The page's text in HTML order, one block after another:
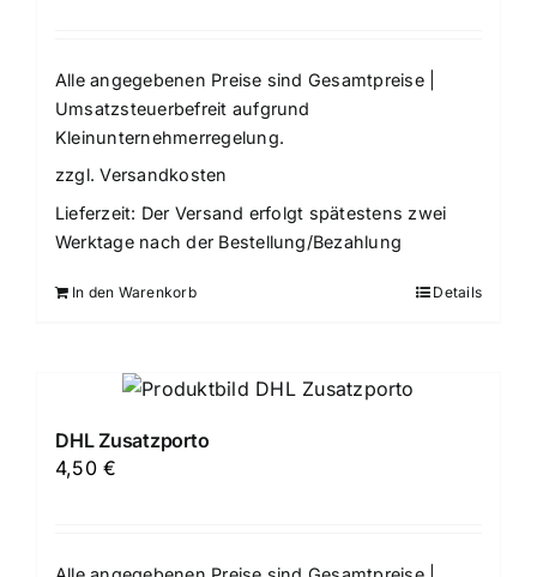
Alle angegebenen Preise sind Gesamtpreise |
Umsatzsteuerbefreit aufgrund
Kleinunternehmerregelung.
zzgl.Versandkosten
Lieferzeit: Der Versand erfolgt spätestens zwei
Werktage nach der Bestellung/Bezahlung
In den Warenkorb Details
DHL Zusatzporto
4,50€